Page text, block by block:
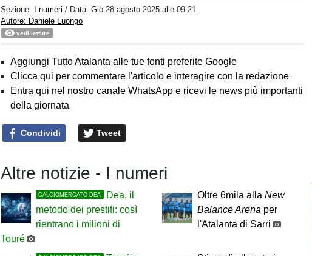
Sezione: I numeri/ Data:Gio 28 agosto 2025 alle 09:21
Autore: Daniele Luongo
vedi letture
Aggiungi Tutto Atalanta alle tue fonti preferite Google
Clicca qui per commentare l'articolo e interagire con la redazione
Entra qui nel nostro canale WhatsApp e ricevi le news più importanti
della giornata
Condividi Tweet
Altre notizie - I numeri
CALCIOMERCATO DEA
Dea, il
metodo dei prestiti: così
rientrano i milioni di
Touré
Oltre 6mila alla New
Balance Arena per
l'Atalanta di Sarri